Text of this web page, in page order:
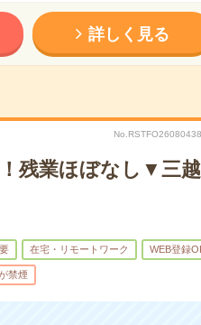
詳しく見る
！残業ほぼなし▼三
在宅・リモートワーク WEB登録
禁煙